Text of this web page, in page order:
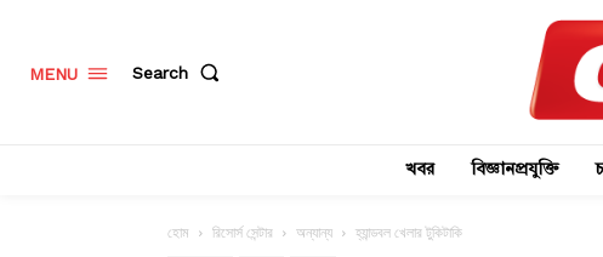
MENU Search
খবর বিজ্ঞানপ্রযুক্তি
হোম রিসোর্স সেন্টার অন্যান্য হ্যান্ডবল খেলার টুকিটাকি